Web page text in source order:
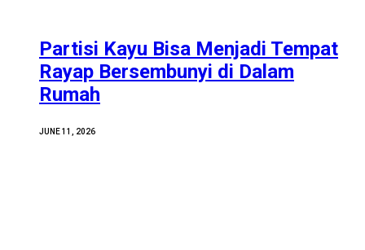
Partisi Kayu Bisa Menjadi Tempat
Rayap Bersembunyi di Dalam
Rumah
JUNE 11, 2026